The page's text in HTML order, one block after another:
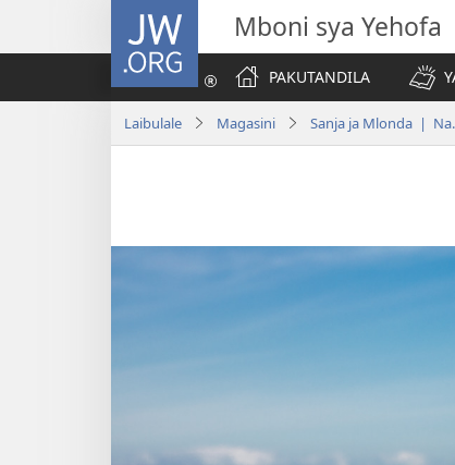
JW.ORG Mboni sya Yehofa
PAKUTANDILA
Laibulale Magasini Sanja ja Mlonda | Na.